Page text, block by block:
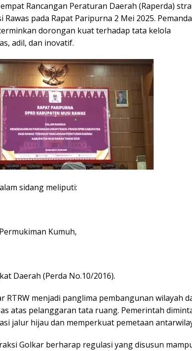
Rancangan Peraturan Daerah (Raperda)
pada Rapat Paripurna 2 Mei 2025.
dorongan kuat terhadap tata kelola
adil, dan inovatif.
sidang meliputi:
Kumuh,
Daerah (Perda No.10/2016).
RTRW menjadi panglima pembangunan wilayah
atas pelanggaran tata ruang. Pemerintah
jalur hijau dan memperkuat pemetaan
Golkar berharap regulasi yang disusun